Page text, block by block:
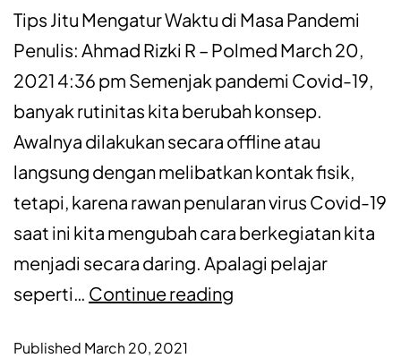
Tips Jitu Mengatur Waktu di Masa Pandemi
Penulis: Ahmad Rizki R – Polmed March 20,
2021 4:36 pm Semenjak pandemi Covid-19,
banyak rutinitas kita berubah konsep.
Awalnya dilakukan secara offline atau
langsung dengan melibatkan kontak fisik,
tetapi, karena rawan penularan virus Covid-19
saat ini kita mengubah cara berkegiatan kita
menjadi secara daring. Apalagi pelajar
seperti… Continue reading
Published March 20, 2021